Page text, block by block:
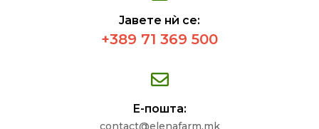
Јавете нѝ се:
+389 71 369 500
Е-пошта:
contact@elenafarm.mk